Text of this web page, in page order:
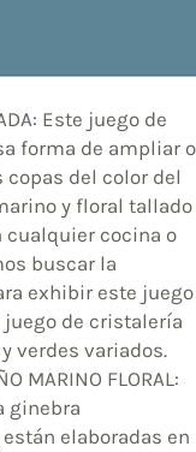
Este juego de
forma de ampliar o
copas del color del
y floral tallado
cualquier cocina o
buscar la
exhibir este juego
juego de cristalería
verdes variados.
MARINO FLORAL:
ginebra
elaboradas en